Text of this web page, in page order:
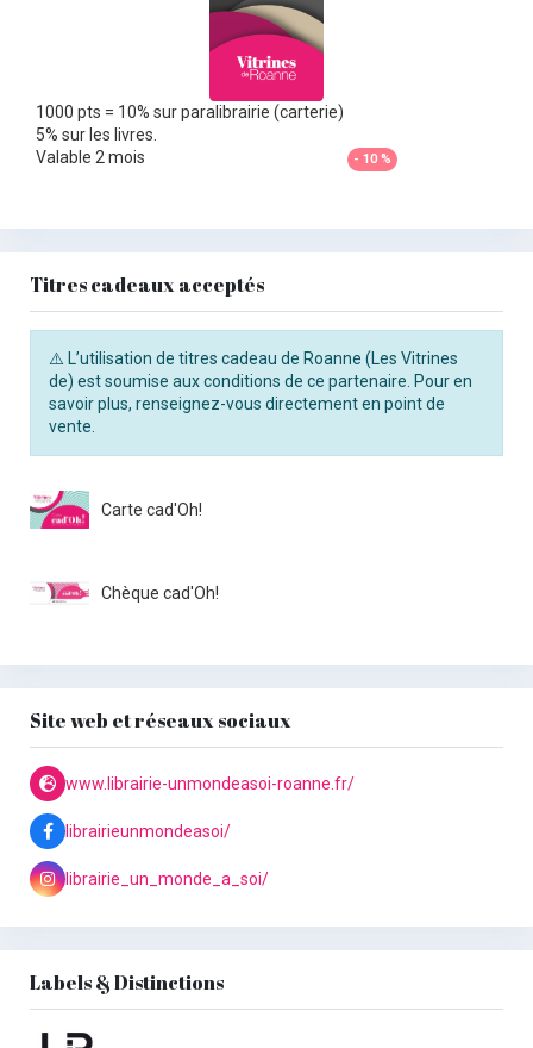
1000 pts = 10% sur paralibrairie (carterie)
5% sur les livres.
Valable 2 mois
- 10 %
Titres cadeaux acceptés
⚠️ L’utilisation de titres cadeau de Roanne (Les Vitrines
de) est soumise aux conditions de ce partenaire. Pour en
savoir plus, renseignez-vous directement en point de
vente.
Carte cad'Oh!
Chèque cad'Oh!
Site web et réseaux sociaux
www.librairie-unmondeasoi-roanne.fr/
librairieunmondeasoi/
librairie_un_monde_a_soi/
Labels & Distinctions